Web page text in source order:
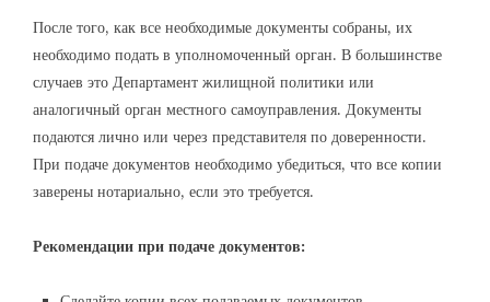
После того, как все необходимые документы собраны, их
необходимо подать в уполномоченный орган. В большинстве
случаев это Департамент жилищной политики или
аналогичный орган местного самоуправления. Документы
подаются лично или через представителя по доверенности.
При подаче документов необходимо убедиться, что все копии
заверены нотариально, если это требуется.
Рекомендации при подаче документов: